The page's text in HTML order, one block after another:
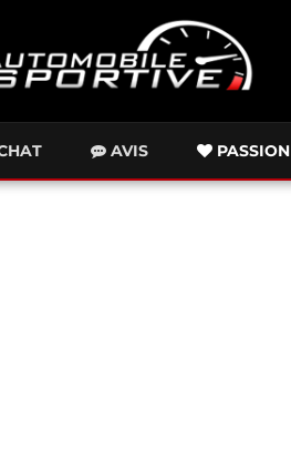
AVIS PASSION